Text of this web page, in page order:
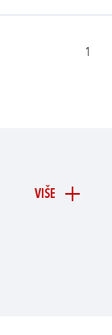
1
VIŠE